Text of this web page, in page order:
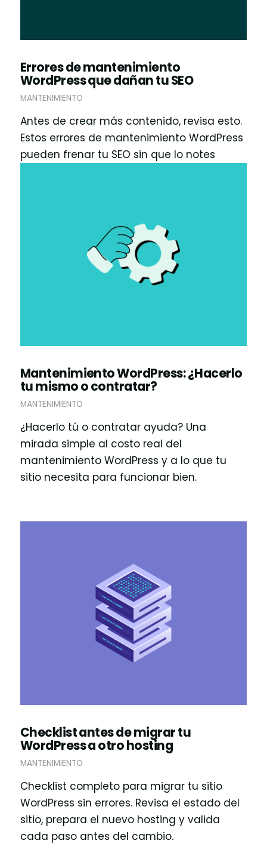
Errores de mantenimiento
WordPress que dañan tu SEO
MANTENIMIENTO
Antes de crear más contenido, revisa esto.
Estos errores de mantenimiento WordPress
pueden frenar tu SEO sin que lo notes
Mantenimiento WordPress: ¿Hacerlo
tu mismo o contratar?
MANTENIMIENTO
¿Hacerlo tú o contratar ayuda? Una
mirada simple al costo real del
mantenimiento WordPress y a lo que tu
sitio necesita para funcionar bien.
Checklist antes de migrar tu
WordPress a otro hosting
MANTENIMIENTO
Checklist completo para migrar tu sitio
WordPress sin errores. Revisa el estado del
sitio, prepara el nuevo hosting y valida
cada paso antes del cambio.